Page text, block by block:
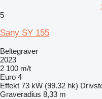
5
Sany SY 155
Beltegraver
2023
2 100 m/t
Euro 4
Effekt 73 kW (99.32 hk)
Graveradius 8,33 m